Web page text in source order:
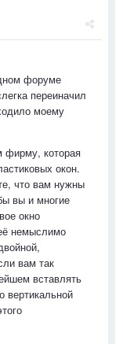
форуме
переиначил
моему
фирму, которая
окон.
что вам нужны
вы и многие
окно
немыслимо
вам так
вставлять
вертикальной